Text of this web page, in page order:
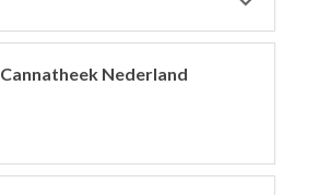
Cannatheek Nederland